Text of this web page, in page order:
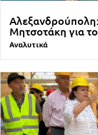
Μητσοτάκη για το
Αναλυτικά